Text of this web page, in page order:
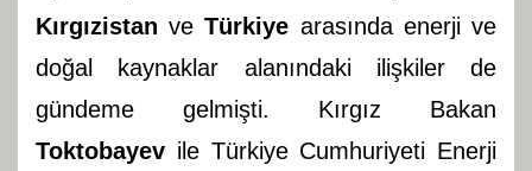
Kırgızistan veTürkiye arasında enerji ve
doğal kaynaklar alanındaki ilişkiler de
gündeme gelmişti. Kırgız Bakan
Toktobayev ile Türkiye Cumhuriyeti Enerji